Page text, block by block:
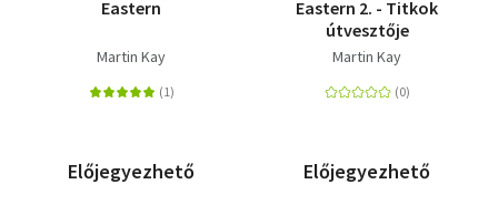
Eastern
Martin Kay
Előjegyezhető
Eastern 2. - Titkok
útvesztője
Martin Kay
Előjegyezhető